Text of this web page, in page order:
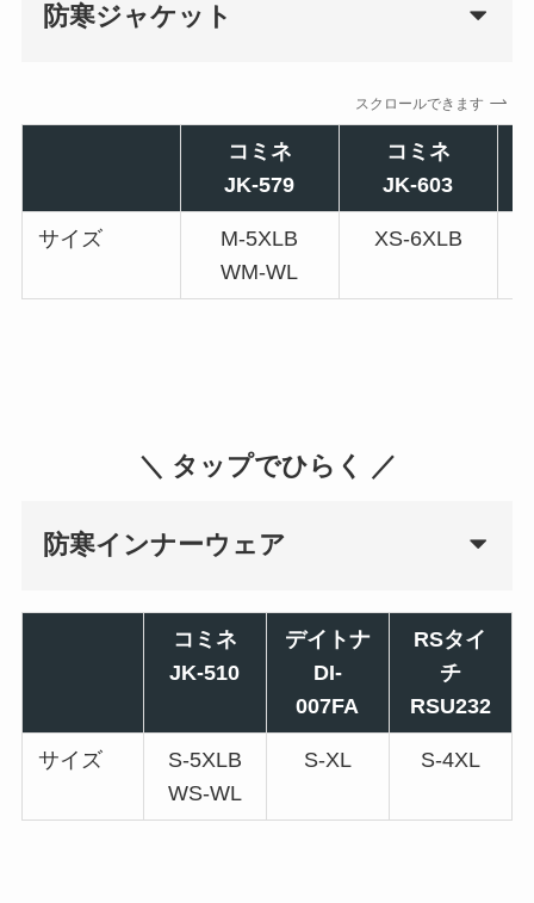
防寒ジャケット
スクロールできます
コミネ
JK-579
コミネ
JK-603
サイズ
M-5XLB
WM-WL
XS-6XLB
＼ タップでひらく ／
防寒インナーウェア
コミネ
JK-510
デイトナ
DI-
007FA
RSタイ
チ
RSU232
サイズ
S-5XLB
WS-WL
S-XL S-4XL